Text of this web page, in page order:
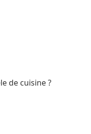
de cuisine ?